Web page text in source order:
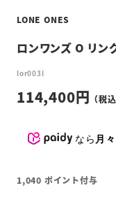
LONE ONES
ロンワンズ O リン
lor003l
114,400
なら 月
1,040 ポイント付与